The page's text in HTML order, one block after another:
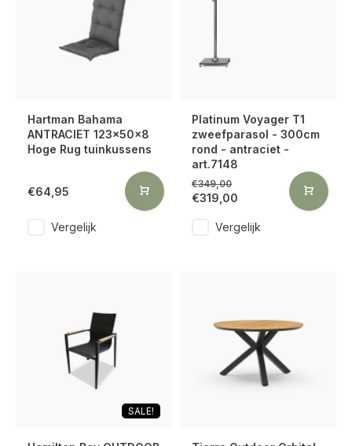
Hartman Bahama
ANTRACIET 123x50x8
Hoge Rug tuinkussens
€64,95
Vergelijk
Platinum Voyager T1
zweefparasol - 300cm
rond - antraciet -
art.7148
€349,00
€319,00
Vergelijk
SALE!